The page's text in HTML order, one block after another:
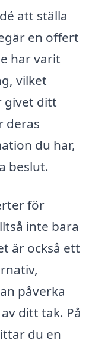
att ställa
en offert
har varit
vilket
givet ditt
deras
du har,
beslut.
för
inte bara
är också ett
påverka
ditt tak. På
du en